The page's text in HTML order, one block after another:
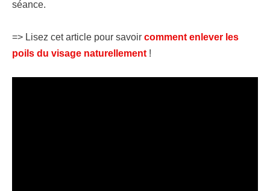
séance.
=> Lisez cet article pour savoir comment enlever les
poils du visage naturellement !